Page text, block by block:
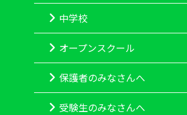
中学校
オープンスクール
保護者のみなさんへ
受験生のみなさんへ